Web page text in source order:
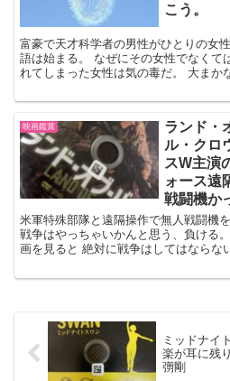
こう。
富豪で天才科学者の男性がひとりの女
語は始まる。 なぜにその女性でなくて
れてしまった女性は気の毒だ。 大まか
映画鑑賞
ランド・
ル・クロ
スW主演
ォース遠
戦闘機か
米軍特殊部隊と遠隔操作で無人戦闘機
戦争はやっちゃいかんと思う、負ける
画を見ると 絶対に戦争はしてはならな
ミッドナイ
楽が耳に残
彅剛